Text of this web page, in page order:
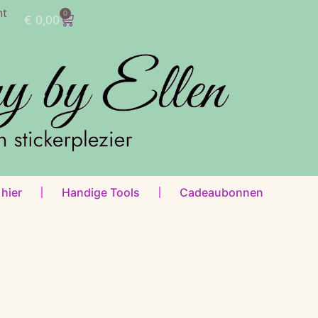
€ 0,00 0
Handige Tools Cadeaubonnen